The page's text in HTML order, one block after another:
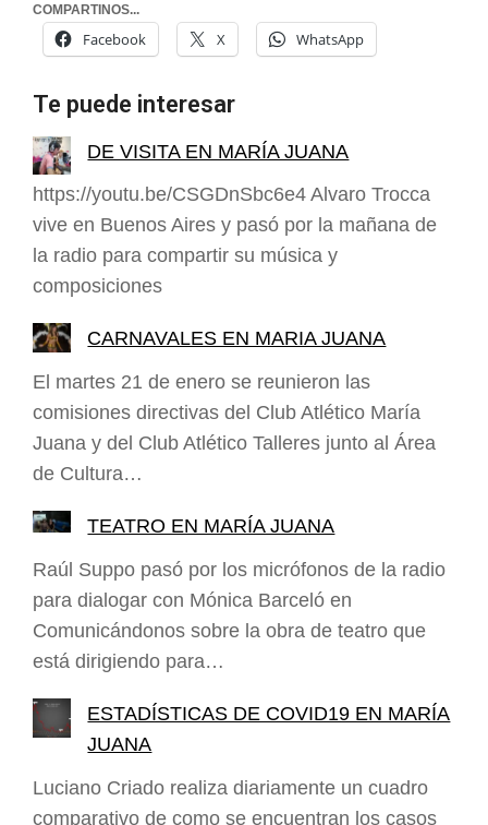
COMPARTINOS...
Facebook X WhatsApp
Te puede interesar
DE VISITA EN MARÍA JUANA
https://youtu.be/CSGDnSbc6e4 Alvaro Trocca
vive en Buenos Aires y pasó por la mañana de
la radio para compartir su música y
composiciones
CARNAVALES EN MARIA JUANA
El martes 21 de enero se reunieron las
comisiones directivas del Club Atlético María
Juana y del Club Atlético Talleres junto al Área
de Cultura…
TEATRO EN MARÍA JUANA
Raúl Suppo pasó por los micrófonos de la radio
para dialogar con Mónica Barceló en
Comunicándonos sobre la obra de teatro que
está dirigiendo para…
ESTADÍSTICAS DE COVID19 EN MARÍA
JUANA
Luciano Criado realiza diariamente un cuadro
comparativo de como se encuentran los casos